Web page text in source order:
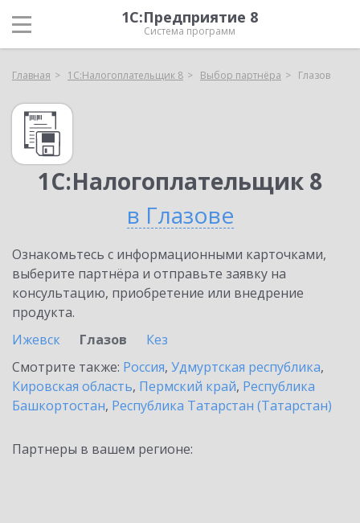
1С:Предприятие 8
Система программ
Главная 1С:Налогоплательщик 8 Выбор партнёра Глазов
1С:Налогоплательщик 8
в Глазове
Ознакомьтесь с информационными карточками,
выберите партнёра и отправьте заявку на
консультацию, приобретение или внедрение
продукта.
Ижевск
Глазов
Кез
Смотрите также: Россия, Удмуртская республика,
Кировская область, Пермский край, Республика
Башкортостан, Республика Татарстан (Татарстан)
Партнеры в вашем регионе: